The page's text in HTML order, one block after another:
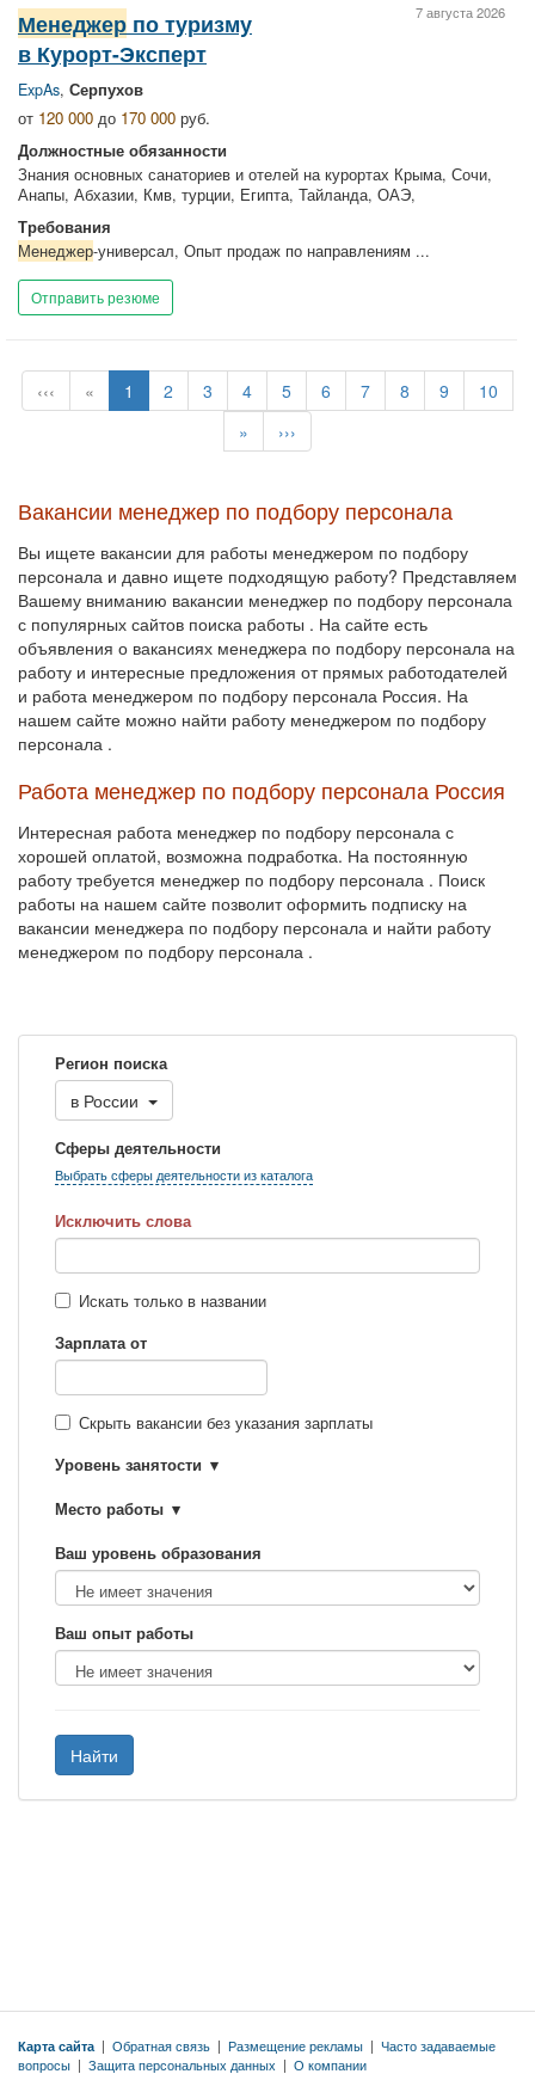
7 августа 2026
Менеджер по туризму
в Курорт-Эксперт
ExpAs, Серпухов
от 120 000 до 170 000 руб.
Должностные обязанности
Знания основных санаториев и отелей на курортах Крыма, Сочи,
Анапы, Абхазии, Кмв, турции, Египта, Тайланда, ОАЭ,
Требования
Менеджер-универсал, Опыт продаж по направлениям ...
Отправить резюме
‹‹‹ « 1 2 3 4 5 6 7 8 9
10
»
›››
Вакансии менеджер по подбору персонала
Вы ищете вакансии для работы менеджером по подбору
персонала и давно ищете подходящую работу? Представляем
Вашему вниманию вакансии менеджер по подбору персонала
с популярных сайтов поиска работы . На сайте есть
объявления о вакансиях менеджера по подбору персонала на
работу и интересные предложения от прямых работодателей
и работа менеджером по подбору персонала Россия. На
нашем сайте можно найти работу менеджером по подбору
персонала .
Работа менеджер по подбору персонала Россия
Интересная работа менеджер по подбору персонала с
хорошей оплатой, возможна подработка. На постоянную
работу требуется менеджер по подбору персонала . Поиск
работы на нашем сайте позволит оформить подписку на
вакансии менеджера по подбору персонала и найти работу
менеджером по подбору персонала .
Регион поиска
в России
Сферы деятельности
Выбрать сферы деятельности из каталога
Исключить слова
Искать только в названии
Зарплата от
Скрыть вакансии без указания зарплаты
Уровень занятости
Место работы
Ваш уровень образования
Ваш опыт работы
Найти
Карта сайта | Обратная связь | Размещение рекламы | Часто задаваемые
вопросы | Защита персональных данных | О компании